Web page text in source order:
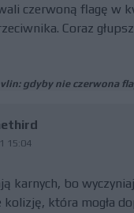
czerwoną flagę w
Coraz
gdyby nie czerwona
15:04
karnych, bo
kolizję, która mogła